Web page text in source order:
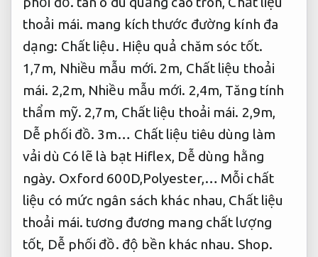
thoải mái. mang kích thước đường kính đa
dạng: Chất liệu. Hiệu quả chăm sóc tốt.
1,7m, Nhiều mẫu mới. 2m, Chất liệu thoải
mái. 2,2m, Nhiều mẫu mới. 2,4m, Tăng tính
thẩm mỹ. 2,7m, Chất liệu thoải mái. 2,9m,
Dễ phối đồ. 3m… Chất liệu tiêu dùng làm
vải dù Có lẽ là bạt Hiflex, Dễ dùng hằng
ngày. Oxford 600D,Polyester,… Mỗi chất
liệu có mức ngân sách khác nhau, Chất liệu
thoải mái. tương đương mang chất lượng
tốt, Dễ phối đồ. độ bền khác nhau. Shop.